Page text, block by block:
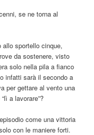
se ne torna al
sportello cinque,
da sostenere, visto
solo nella pila a fianco
infatti sarà il secondo a
per gettare al vento una
a lavorare”?
come una vittoria
con le maniere forti.